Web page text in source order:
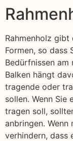
Rahmenholz gibt
Formen, so dass
Bedürfnissen
Balken hängt
tragende oder
sollen. Wenn Sie
tragen soll,
anbringen. Wenn
verhindern, dass